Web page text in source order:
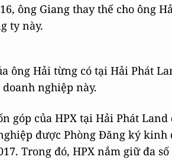
ông Giang thay thế cho ông
ty này.
ông Hải từng có tại Hải Phát
doanh nghiệp này.
góp của HPX tại Hải Phát
được Phòng Đăng ký
Trong đó, HPX nắm giữ đa